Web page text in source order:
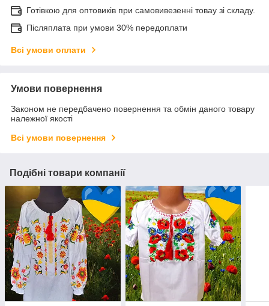
Готівкою для оптовиків при самовивезенні товау зі складу.
Післяплата при умови 30% передоплати
Всі умови оплати
Умови повернення
Законом не передбачено повернення та обмін даного товару
належної якості
Всі умови повернення
Подібні товари компанії